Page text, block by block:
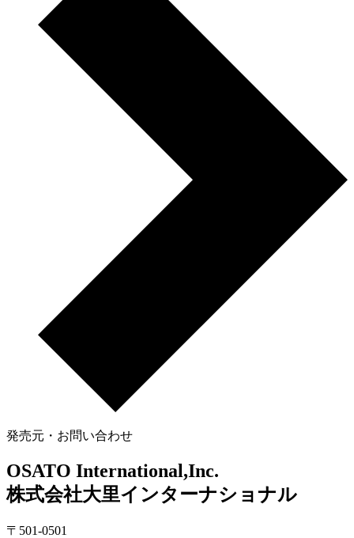
発売元・お問い合わせ
OSATO International,Inc.
株式会社大里インターナショナル
〒501-0501